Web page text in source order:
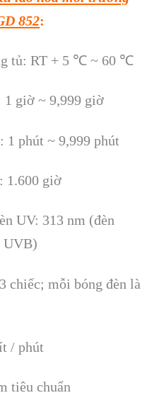
852:
tủ: RT + 5 ℃ ~ 60 ℃
giờ ~ 9,999 giờ
1 phút ~ 9,999 phút
1.600 giờ
UV: 313 nm (đèn
UVB)
chiếc; mỗi bóng đèn là
/ phút
tiêu chuẩn